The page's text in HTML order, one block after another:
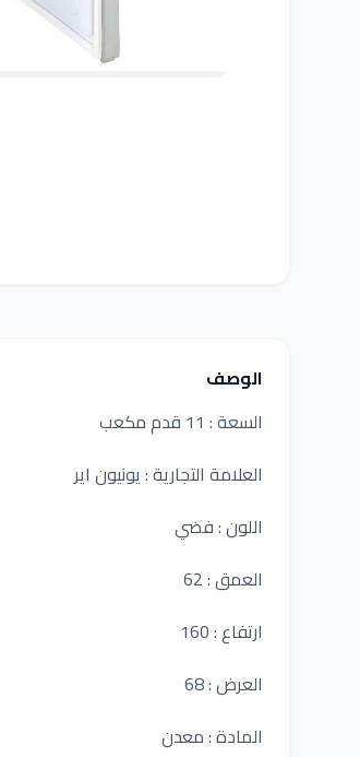
الوصف
السعة : 11 قدم مكعب
العلامة التجارية : يونيون اير
اللون : فضي
العمق : 62
ارتفاع : 160
العرض : 68
المادة : معدن